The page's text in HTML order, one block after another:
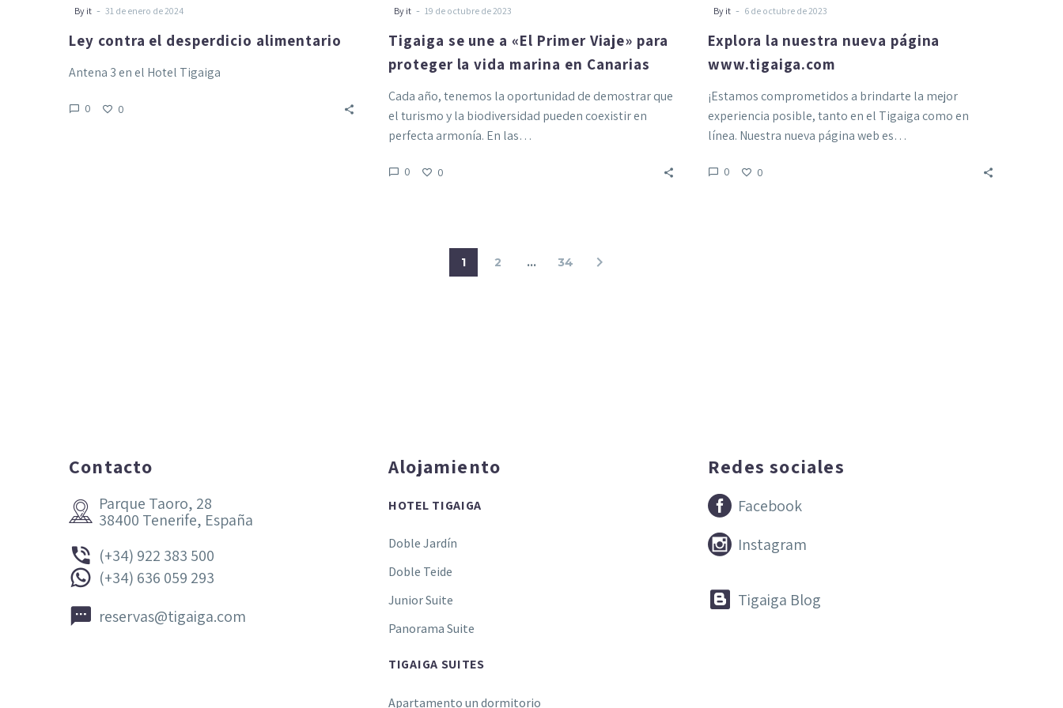
By it - 31 de enero de 2024
Ley contra el desperdicio alimentario
Antena 3 en el Hotel Tigaiga
0 0
By it - 19 de octubre de 2023
Tigaiga se une a «El Primer Viaje» para
proteger la vida marina en Canarias
Cada año, tenemos la oportunidad de demostrar que
el turismo y la biodiversidad pueden coexistir en
perfecta armonía. En las…
0 0
By it - 6 de octubre de 2023
Explora la nuestra nueva página
www.tigaiga.com
¡Estamos comprometidos a brindarte la mejor
experiencia posible, tanto en el Tigaiga como en
línea. Nuestra nueva página web es…
0 0
1 2 … 34
Contacto

 Parque Taoro, 28
38400 Tenerife, España

 (+34) 922 383 500

 (+34) 636 059 293

 reservas@tigaiga.com
Alojamiento
HOTEL TIGAIGA
Doble Jardín
Doble Teide
Junior Suite
Panorama Suite
TIGAIGA SUITES
Apartamento un dormitorio
Redes sociales

 Facebook

 Instagram

 Tigaiga Blog